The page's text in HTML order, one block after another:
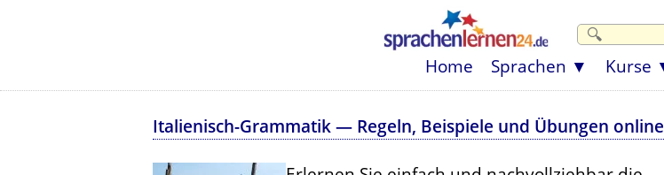
Home Sprachen Kurse
Italienisch-Grammatik — Regeln, Beispiele und Übungen online